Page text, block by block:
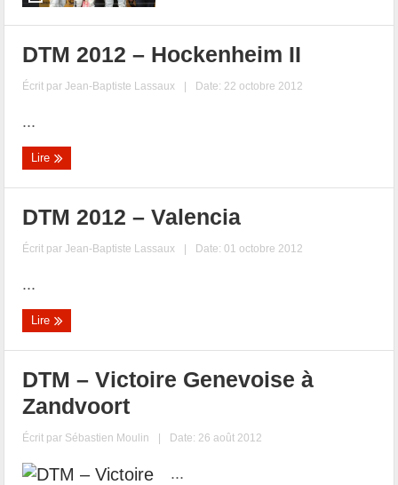
DTM 2012 – Hockenheim II
Écrit parJean-Baptiste Lassaux | Date: 22 octobre 2012
...
Lire
DTM 2012 – Valencia
Écrit parJean-Baptiste Lassaux | Date: 01 octobre 2012
...
Lire
DTM – Victoire Genevoise à
Zandvoort
Écrit par Sébastien Moulin | Date: 26 août 2012
...